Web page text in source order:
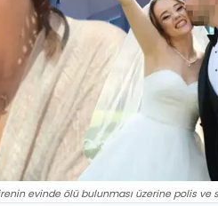
evinde ölü bulunması üzerine polis ve